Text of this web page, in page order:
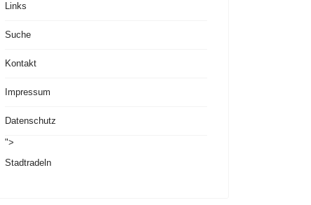
Links
Suche
Kontakt
Impressum
Datenschutz
">
Stadtradeln